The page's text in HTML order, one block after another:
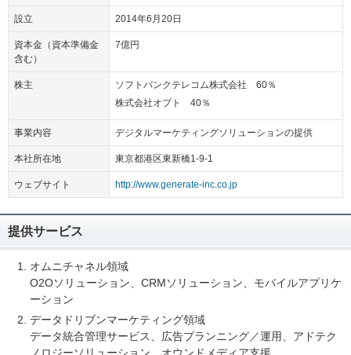
設立 2014年6月20日
資本金（資本準備金
含む）
7億円
株主
ソフトバンクテレコム株式会社 60％
株式会社オプト 40％
事業内容 デジタルマーケティングソリューションの提供
本社所在地 東京都港区東新橋1-9-1
ウェブサイト http://www.generate-inc.co.jp
提供サービス
オムニチャネル領域
O2Oソリューション、CRMソリューション、モバイルアプリケ
ーション
データドリブンマーケティング領域
データ統合管理サービス、広告プランニング／運用、アドテク